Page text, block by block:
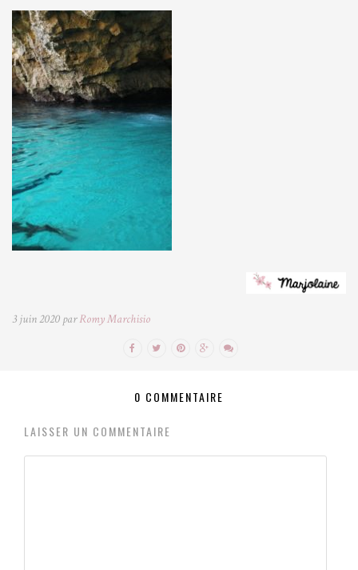
3 juin 2020 parRomy Marchisio
0 COMMENTAIRE
LAISSER UN COMMENTAIRE